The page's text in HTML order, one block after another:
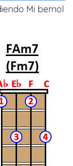
Mi bemol